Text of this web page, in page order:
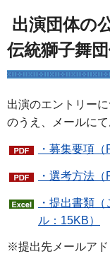
出演団体の
伝統獅子舞
出演のエントリー
のうえ、メールにて
・募集要項（
・選考方法（
・提出書類
ル：15KB）
※提出先メールアド